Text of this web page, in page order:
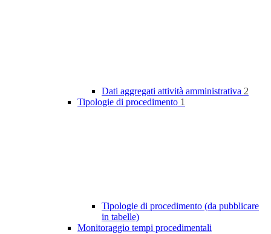
Dati aggregati attività amministrativa 2
Tipologie di procedimento 1
Tipologie di procedimento (da pubblicare
in tabelle)
Monitoraggio tempi procedimentali